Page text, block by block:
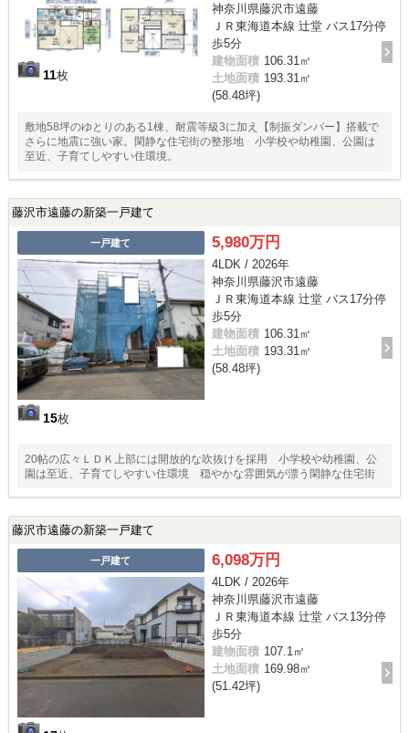
11枚
神奈川県藤沢市遠藤
ＪＲ東海道本線 辻堂 バス17分停
歩5分
建物面積 106.31㎡
土地面積 193.31㎡
(58.48坪)
敷地58坪のゆとりのある1棟、耐震等級3に加え【制振ダンパー】搭載で
さらに地震に強い家。閑静な住宅街の整形地 小学校や幼稚園、公園は
至近、子育てしやすい住環境。
藤沢市遠藤の新築一戸建て
一戸建て
15枚
5,980万円
4LDK / 2026年
神奈川県藤沢市遠藤
ＪＲ東海道本線 辻堂 バス17分停
歩5分
建物面積 106.31㎡
土地面積 193.31㎡
(58.48坪)
20帖の広々ＬＤＫ上部には開放的な吹抜けを採用 小学校や幼稚園、公
園は至近、子育てしやすい住環境 穏やかな雰囲気が漂う閑静な住宅街
藤沢市遠藤の新築一戸建て
一戸建て 6,098万円
4LDK / 2026年
神奈川県藤沢市遠藤
ＪＲ東海道本線 辻堂 バス13分停
歩5分
建物面積 107.1㎡
土地面積 169.98㎡
(51.42坪)